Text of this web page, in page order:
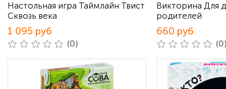
Настольная игра Таймлайн Твист
Сквозь века
1 095 руб
(0)
Викторина Для
родителей
660 руб